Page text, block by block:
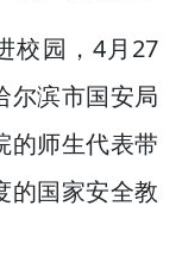
07-23
尔
23
教师
校园，4月27
尔滨市国安局
的师生代表带
的国家安全教